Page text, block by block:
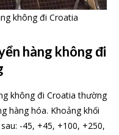
không đi Croatia
hàng không đi
không đi Croatia thường
hàng hóa. Khoảng khối
-45, +45, +100, +250,